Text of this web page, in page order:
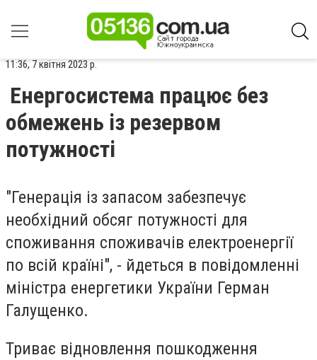
11:36, 7 квітня 2023 р.
Енергосистема працює без
обмежень із резервом
потужності
"Генерація із запасом забезпечує
необхідний обсяг потужності для
споживання споживачів електроенергії
по всій країні", - йдеться в повідомленні
міністра енергетики України Герман
Галущенко.
Триває відновлення пошкодження